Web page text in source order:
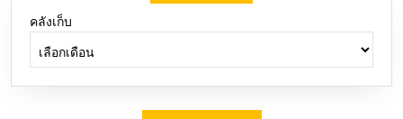
คลังเก็บ